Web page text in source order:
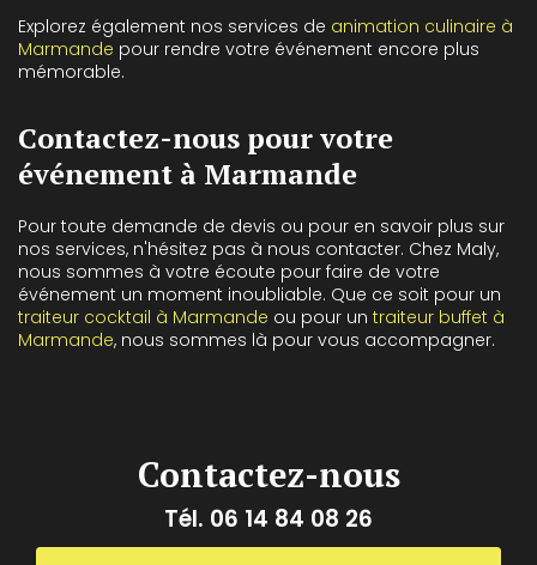
Explorez également nos services de animation culinaire à
Marmande pour rendre votre événement encore plus
mémorable.
Contactez-nous pour votre
événement à Marmande
Pour toute demande de devis ou pour en savoir plus sur
nos services, n'hésitez pas à nous contacter. Chez Maly,
nous sommes à votre écoute pour faire de votre
événement un moment inoubliable. Que ce soit pour un
traiteur cocktail à Marmande ou pour un traiteur buffet à
Marmande, nous sommes là pour vous accompagner.
Contactez-nous
Tél. 06 14 84 08 26